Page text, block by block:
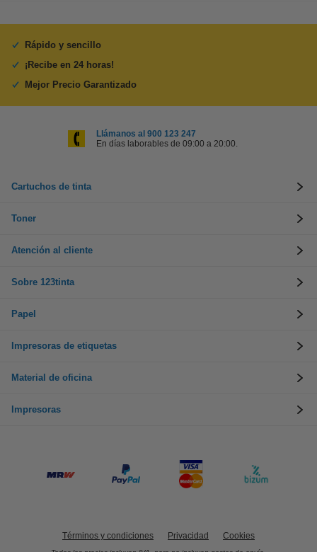
Rápido y sencillo
¡Recibe en 24 horas!
Mejor Precio Garantizado
Llámanos al 900 123 247
En días laborables de 09:00 a 20:00.
Cartuchos de tinta
Toner
Atención al cliente
Sobre 123tinta
Papel
Impresoras de etiquetas
Material de oficina
Impresoras
Términos y condiciones Privacidad Cookies